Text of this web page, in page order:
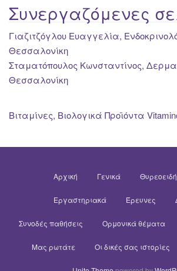
Συνεργαζόμενες
Γιαζιτζόγλου Ευαγγελία,
Θεσσαλονίκη
Σταματόπουλος Κωνσταντίνος,
Θεσσαλονίκη
Βιταμίνες, Βιολογικά Προϊόντα
Αρχική Γενικά
Εργαστηριακά Έρευνες
Συνοδές παθήσεις Ορμονικά θέματα
Μας ρωτάτε Οι δικές σας ιστορίες